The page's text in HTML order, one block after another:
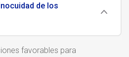
de los
favorables para